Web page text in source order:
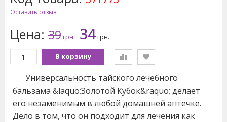
Оставить отзыв
Цена: 39грн. 34грн.
В корзину
Универсальность тайского лечебного
бальзама &laquo;Золотой Кубок&raquo; делает
его незаменимым в любой домашней аптечке.
Дело в том, что он подходит для лечения как